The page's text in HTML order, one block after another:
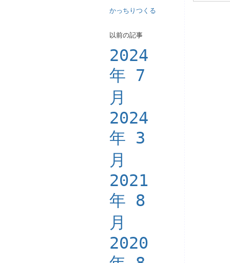
かっちりつくる
以前の記事
2024
年 7
月
2024
年 3
月
2021
年 8
月
2020